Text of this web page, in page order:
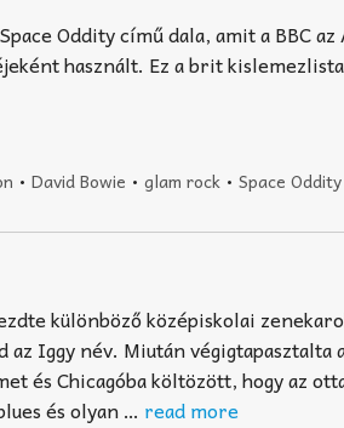
Oddity című dala, amit a BBC
használt. Ez a brit
• David Bowie • glam rock• Space Oddity
különböző középiskolai
Iggy név. Miután végigtapasztalta
és Chicagóba költözött, hogy az
és olyan … read more